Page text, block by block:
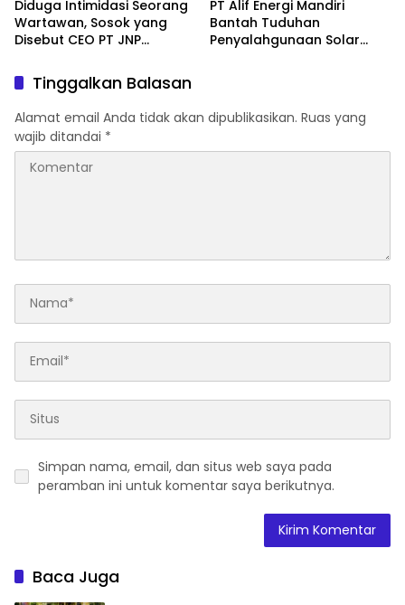
Diduga Intimidasi Seorang
Wartawan, Sosok yang
Disebut CEO PT JNP
Kolaka
PT Alif Energi Mandiri
Bantah Tuduhan
Penyalahgunaan Solar
Tinggalkan Balasan
Alamat email Anda tidak akan dipublikasikan. Ruas yang
wajib ditandai *
Simpan nama, email, dan situs web saya pada
peramban ini untuk komentar saya berikutnya.
Baca Juga